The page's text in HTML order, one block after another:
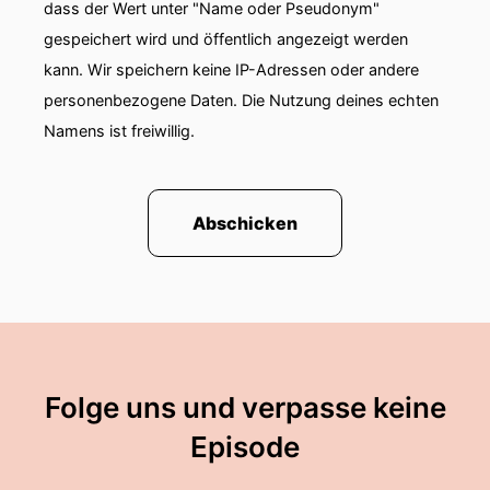
00:00:57: Für krankhaftes Übergewicht,
Diabetes, entzündliche Darmerkrankungen und
sogar Depressionen oder
00:01:03: Krebs können Störungen unseres
00:01:07: Das weiß Dr.
00:01:14: von Professor Til Strowig und ist
fasziniert von unseren kleinen Mitbewohnern.
dass der Wert unter "Name oder Pseudonym"
gespeichert wird und öffentlich angezeigt werden
kann. Wir speichern keine IP-Adressen oder andere
personenbezogene Daten. Die Nutzung deines echten
Namens ist freiwillig.
Abschicken
Folge uns und verpasse keine
Episode